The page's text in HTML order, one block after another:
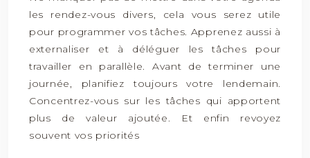
les rendez-vous divers, cela vous serez utile
pour programmer vos tâches. Apprenez aussi à
externaliser et à déléguer les tâches pour
travailler en parallèle. Avant de terminer une
journée, planifiez toujours votre lendemain.
Concentrez-vous sur les tâches qui apportent
plus de valeur ajoutée. Et enfin revoyez
souvent vos priorités